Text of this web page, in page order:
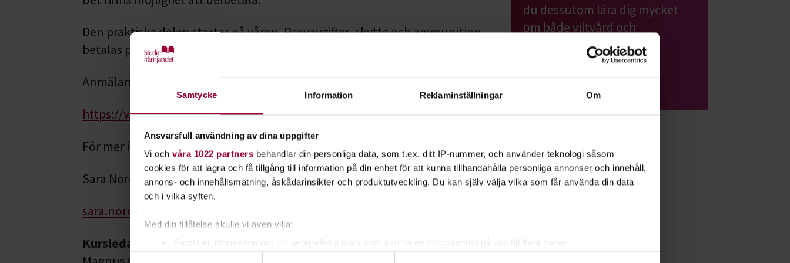
Samtycke Information Reklaminställningar Om
Ansvarsfull användning av dina uppgifter
Vi och våra 1022 partners behandlar din personliga data, som t.ex. ditt IP-nummer, och använder teknologi såsom
cookies för att lagra och få tillgång till information på din enhet för att kunna tillhandahålla personliga annonser och innehåll,
annons- och innehållsmätning, åskådarinsikter och produktutveckling. Du kan själv välja vilka som får använda din data
och i vilka syften.
Med din tillåtelse skulle vi även vilja:
Samtyckesval
Den praktiska delen startar på våren. Provavgifter, skytte och ammunition
betalas på vårterminen.
Anmälan är bindande.
https://www.studieframjandet.se/om-oss/anmalningsvillkor/
För mer information kontakta:
Sara Nordangård, tel 0734210783
sara.nordangard@studieframjandet.se
Kursledare
du dessutom lära dig mycket
om både viltvård och
Läs mer om ämnet